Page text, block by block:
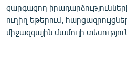
ԱՐԽԻՎ
ՏԵՍԱՆՅՈՒԹԵՐ
զարգացող
ուղիղ եթերում,
միջազգային մամուլի